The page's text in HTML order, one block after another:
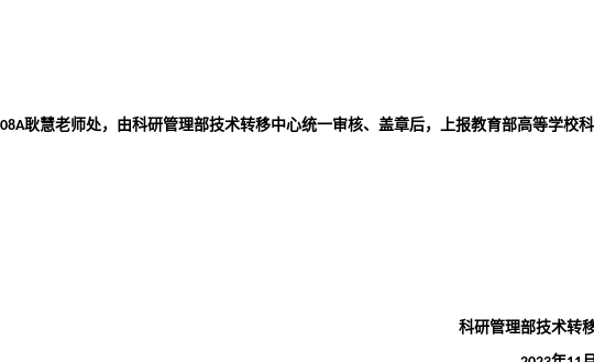
耿慧老师处，由科研管理部技术转移中心统一审核、盖章后，上报教育部高等学校
科研管理部技术转